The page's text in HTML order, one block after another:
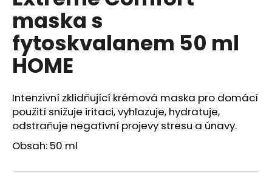
5
hvězdiček.
maska s
fytoskvalanem 50 ml
HOME
Intenzivní zklidňující krémová maska pro domácí
použití snižuje iritaci, vyhlazuje, hydratuje,
odstraňuje negativní projevy stresu a únavy.
Obsah: 50 ml
a
j
í
t
?